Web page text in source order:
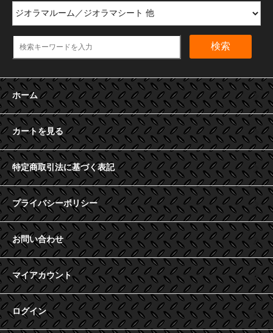
検索
ホーム
カートを見る
特定商取引法に基づく表記
プライバシーポリシー
お問い合わせ
マイアカウント
ログイン